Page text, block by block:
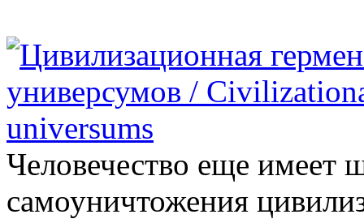
Цивилизационная
универсумов /
universums
Человечество еще имеет
самоуничтожения